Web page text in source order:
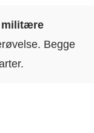
militære
Begge